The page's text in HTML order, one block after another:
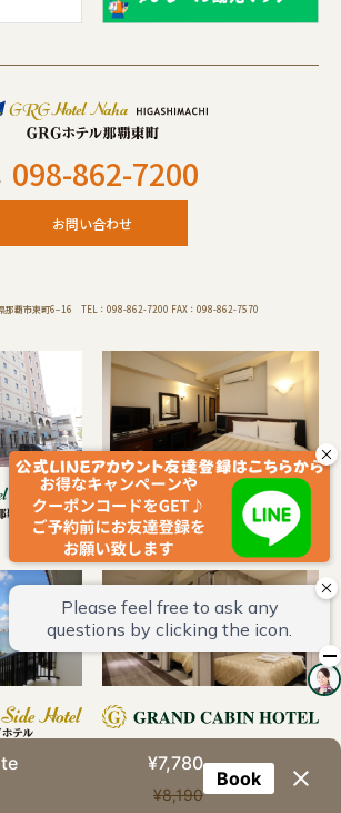
098-862-7200
お問い合わせ
那覇市東町6−16 TEL：098-862-7200 FAX：098-862-7570
Copyright © Okinawa GRG Hotels. All Rights Reserved.
¥7,780
¥8,190
Book